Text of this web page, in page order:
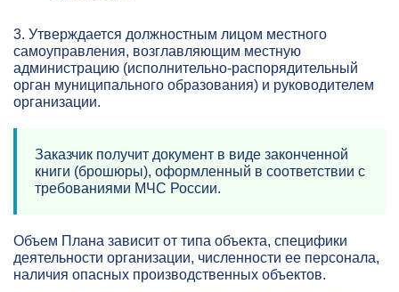
3. Утверждается должностным лицом местного
самоуправления, возглавляющим местную
администрацию (исполнительно-распорядительный
орган муниципального образования) и руководителем
организации.
Заказчик получит документ в виде законченной
книги (брошюры), оформленный в соответствии с
требованиями МЧС России.
Объем Плана зависит от типа объекта, специфики
деятельности организации, численности ее персонала,
наличия опасных производственных объектов.